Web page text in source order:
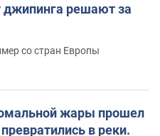
джипинга решают за
со стран Европы
жары прошел
в реки.